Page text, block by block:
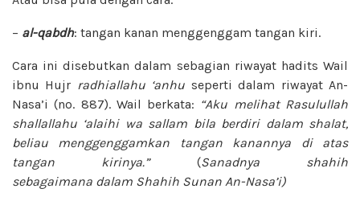
– al-qabdh: tangan kanan menggenggam tangan kiri.
Cara ini disebutkan dalam sebagian riwayat hadits Wail
ibnu Hujr radhiallahu ‘anhu seperti dalam riwayat An-
Nasa’i (no. 887). Wail berkata: “Aku melihat Rasulullah
shallallahu ‘alaihi wa sallam bila berdiri dalam shalat,
beliau menggenggamkan tangan kanannya di atas
tangan kirinya.” (Sanadnya shahih
sebagaimana dalam Shahih Sunan An-Nasa’i)